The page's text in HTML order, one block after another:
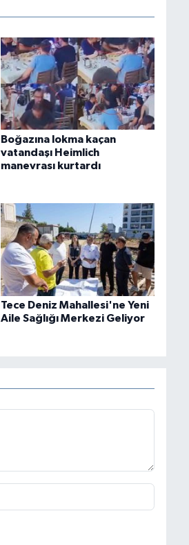
Boğazına lokma kaçan
vatandaşı Heimlich
manevrası kurtardı
Tece Deniz Mahallesi'ne Yeni
Aile Sağlığı Merkezi Geliyor